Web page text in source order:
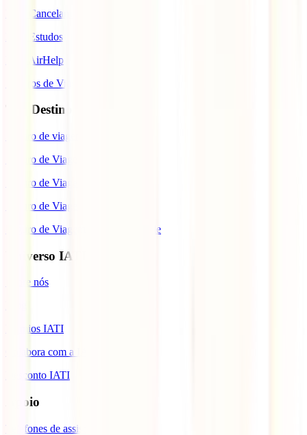
IATI Cancelamento Premium
IATI Estudos
IATI AirHelp
Seguros de Viagem
Top Destinos
Seguro de viagem para o Japão
Seguro de Viagem para os EUA
Seguro de Viagem para o Brasil
Seguro de Viagem para Tailândia
Seguro de Viagem para Cabo Verde
Universo IATI
Sobre nós
Prémios IATI
Colabora com a IATI
Desconto IATI
Apoio
Telefones de assistência